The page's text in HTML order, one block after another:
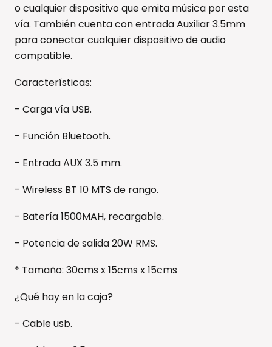
o cualquier dispositivo que emita música por esta
vía. También cuenta con entrada Auxiliar 3.5mm
para conectar cualquier dispositivo de audio
compatible.
Características:
- Carga vía USB.
- Función Bluetooth.
- Entrada AUX 3.5 mm.
- Wireless BT 10 MTS de rango.
- Batería 1500MAH, recargable.
- Potencia de salida 20W RMS.
* Tamaño: 30cms x 15cms x 15cms
¿Qué hay en la caja?
- Cable usb.